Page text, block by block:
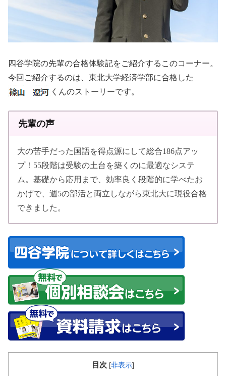
四谷学院の先輩の合格体験記をご紹介するこのコーナー。
今回ご紹介するのは、東北大学経済学部に合格した
くんのストーリーです。
先輩の声
大の苦手だった国語を得点源にして総合186点アッ
プ！55段階は受験の土台を築くのに最適なシステ
ム。基礎から応用まで、効率良く段階的に学べたお
かげで、週5の部活と両立しながら東北大に現役合格
できました。
目次 [非表示]